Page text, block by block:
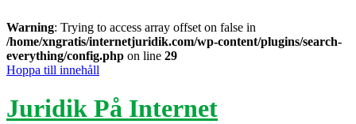
Warning: Trying to access array offset on false in
/home/xngratis/internetjuridik.com/wp-content/plugins/search-
everything/config.php on line 29
Hoppa till innehåll
Juridik På Internet